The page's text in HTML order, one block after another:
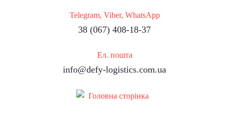
Telegram, Viber, WhatsApp
38 (067) 408-18-37
Ел. пошта
info@defy-logistics.com.ua